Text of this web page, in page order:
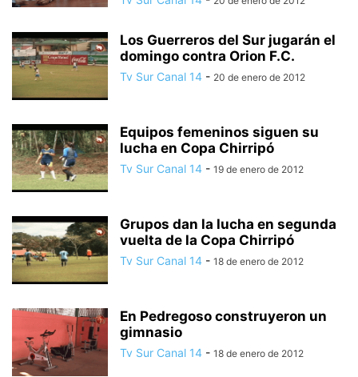
Los Guerreros del Sur jugarán el
domingo contra Orion F.C.
Tv Sur Canal 14 - 20 de enero de 2012
Equipos femeninos siguen su
lucha en Copa Chirripó
Tv Sur Canal 14 - 19 de enero de 2012
Grupos dan la lucha en segunda
vuelta de la Copa Chirripó
Tv Sur Canal 14 - 18 de enero de 2012
En Pedregoso construyeron un
gimnasio
Tv Sur Canal 14 - 18 de enero de 2012